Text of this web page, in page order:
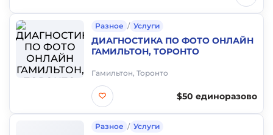
Разное / Услуги
ДИАГНОСТИКА ПО ФОТО ОНЛАЙН
ГАМИЛЬТОН, ТОРОНТО
Гамильтон, Торонто
$50 единоразово
Разное / Услуги